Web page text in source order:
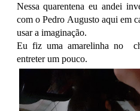
Nessa quarentena eu andei
com o Pedro Augusto aqui em
usar a imaginação.
Eu fiz uma amarelinha no
entreter um pouco.